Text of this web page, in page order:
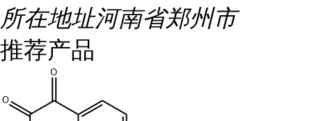
所在地址河南省郑州市
推荐产品